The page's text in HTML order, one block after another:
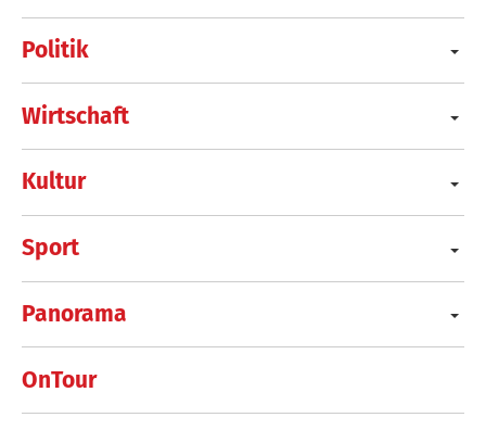
Politik
Wirtschaft
Kultur
Sport
Panorama
OnTour